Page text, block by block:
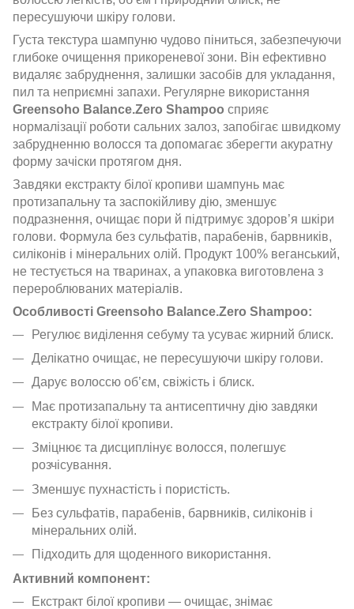
пересушуючи шкіру голови.
Густа текстура шампуню чудово піниться, забезпечуючи
глибоке очищення прикореневої зони. Він ефективно
видаляє забруднення, залишки засобів для укладання,
пил та неприємні запахи. Регулярне використання
Greensoho Balance.Zero Shampoo сприяє
нормалізації роботи сальних залоз, запобігає швидкому
забрудненню волосся та допомагає зберегти акуратну
форму зачіски протягом дня.
Завдяки екстракту білої кропиви шампунь має
протизапальну та заспокійливу дію, зменшує
подразнення, очищає пори й підтримує здоров’я шкіри
голови. Формула без сульфатів, парабенів, барвників,
силіконів і мінеральних олій. Продукт 100% веганський,
не тестується на тваринах, а упаковка виготовлена з
перероблюваних матеріалів.
Особливості Greensoho Balance.Zero Shampoo:
Регулює виділення себуму та усуває жирний блиск.
Делікатно очищає, не пересушуючи шкіру голови.
Дарує волоссю об’єм, свіжість і блиск.
Має протизапальну та антисептичну дію завдяки
екстракту білої кропиви.
Зміцнює та дисциплінує волосся, полегшує
розчісування.
Зменшує пухнастість і пористість.
Без сульфатів, парабенів, барвників, силіконів і
мінеральних олій.
Підходить для щоденного використання.
Активний компонент:
Екстракт білої кропиви — очищає, знімає